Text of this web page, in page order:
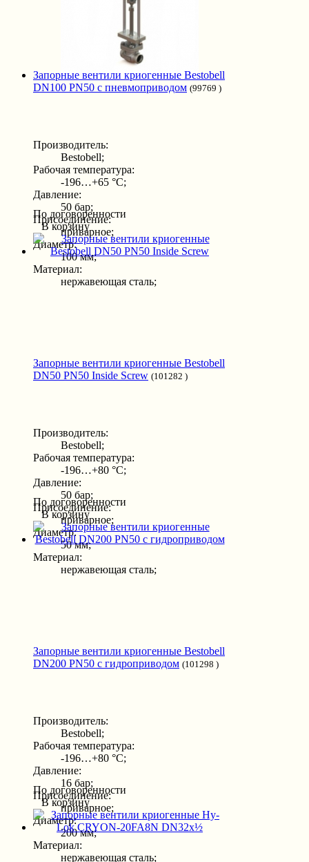
Запорные вентили криогенные Bestobell
DN100 PN50 с пневмоприводом (99769 )
Производитель:
Bestobell;
Рабочая температура:
-196…+65 °С;
Давление:
50 бар;
Присоединение:
приварное;
Диаметр:
100 мм;
Материал:
нержавеющая сталь;
По договоренности
В корзину
Запорные вентили криогенные Bestobell
DN50 PN50 Inside Screw (101282 )
Производитель:
Bestobell;
Рабочая температура:
-196…+80 °С;
Давление:
50 бар;
Присоединение:
приварное;
Диаметр:
50 мм;
Материал:
нержавеющая сталь;
По договоренности
В корзину
Запорные вентили криогенные Bestobell
DN200 PN50 с гидроприводом (101298 )
Производитель:
Bestobell;
Рабочая температура:
-196…+80 °С;
Давление:
16 бар;
Присоединение:
приварное;
Диаметр:
200 мм;
Материал:
нержавеющая сталь;
По договоренности
В корзину